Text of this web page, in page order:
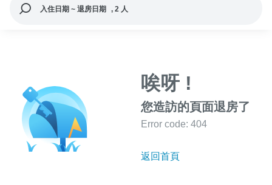
入住日期 ~ 退房日期 , 2 人
唉呀 !
您造訪的頁面退房了
Error code: 404
返回首頁